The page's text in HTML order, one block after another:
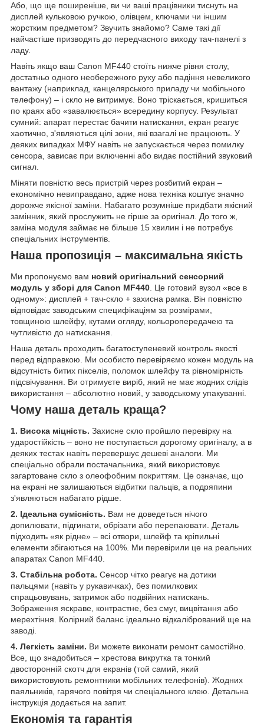
Або, що ще поширеніше, ви чи ваші працівники тиснуть на
дисплей кульковою ручкою, олівцем, ключами чи іншим
жорстким предметом? Звучить знайомо? Саме такі дії
найчастіше призводять до передчасного виходу тач-панелі з
ладу.
Навіть якщо ваш Canon MF440 стоїть нижче рівня столу,
достатньо одного необережного руху або падіння невеликого
вантажу (наприклад, канцелярського приладу чи мобільного
телефону) – і скло не витримує. Воно тріскається, кришиться
по краях або «завалюється» всередину корпусу. Результат
сумний: апарат перестає бачити натискання, екран реагує
хаотично, з'являються цілі зони, які взагалі не працюють. У
деяких випадках МФУ навіть не запускається через помилку
сенсора, зависає при включенні або видає постійний звуковий
сигнал.
Міняти повністю весь пристрій через розбитий екран –
економічно невиправдано, адже нова техніка коштує значно
дорожче якісної заміни. Набагато розумніше придбати якісний
замінник, який прослужить не гірше за оригінал. До того ж,
заміна модуля займає не більше 15 хвилин і не потребує
спеціальних інструментів.
Наша пропозиція – максимальна якість
Ми пропонуємо вам новий оригінальний сенсорний
модуль у зборі для Canon MF440 . Це готовий вузол «все в
одному»: дисплей + тач-скло + захисна рамка. Він повністю
відповідає заводським специфікаціям за розмірами,
товщиною шлейфу, кутами огляду, кольоропередачею та
чутливістю до натискання.
Наша деталь проходить багатоступеневий контроль якості
перед відправкою. Ми особисто перевіряємо кожен модуль на
відсутність битих пікселів, поломок шлейфу та рівномірність
підсвічування. Ви отримуєте виріб, який не має жодних слідів
використання – абсолютно новий, у заводському упакуванні.
Чому наша деталь краща?
1. Висока міцність. Захисне скло пройшло перевірку на
ударостійкість – воно не поступається дорогому оригіналу, а в
деяких тестах навіть перевершує дешеві аналоги. Ми
спеціально обрали постачальника, який використовує
загартоване скло з олеофобним покриттям. Це означає, що
на екрані не залишаються відбитки пальців, а подряпини
з'являються набагато рідше.
2. Ідеальна сумісність. Вам не доведеться нічого
допилювати, підгинати, обрізати або перепаювати. Деталь
підходить «як рідне» – всі отвори, шлейф та кріпильні
елементи збігаються на 100%. Ми перевірили це на реальних
апаратах Canon MF440.
3. Стабільна робота. Сенсор чітко реагує на дотики
пальцями (навіть у рукавичках), без помилкових
спрацьовувань, затримок або подвійних натискань.
Зображення яскраве, контрастне, без смуг, вицвітання або
мерехтіння. Колірний баланс ідеально відкалібрований ще на
заводі.
4. Легкість заміни. Ви можете виконати ремонт самостійно.
Все, що знадобиться – хрестова викрутка та тонкий
двосторонній скотч для екранів (той самий, який
використовують ремонтники мобільних телефонів). Жодних
паяльників, гарячого повітря чи спеціального клею. Детальна
інструкція додається на запит.
Економія та гарантія